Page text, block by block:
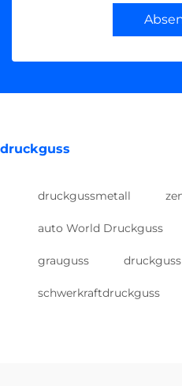
druckguss
druckgussmetall
auto World Druckguss
grauguss druckguss
schwerkraftdruckguss